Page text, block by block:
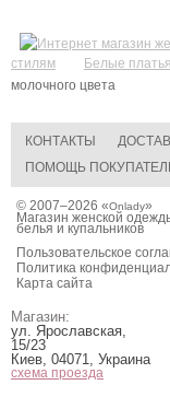
стилям
Белые платья
молочного цвета
КОНТАКТЫ
ПОМОЩЬ
© 2007–2026 «Onlady»
Магазин женской
белья и купальников
Пользовательское
Политика
Карта сайта
Магазин:
ул. Ярославская,
15/23
Киев, 04071, Украина
схема проезда